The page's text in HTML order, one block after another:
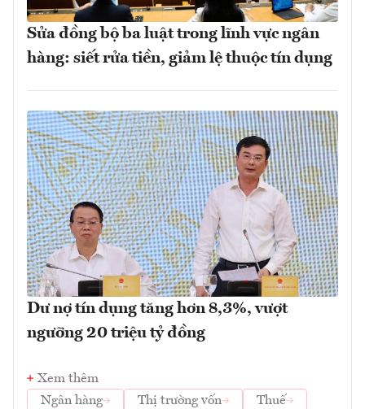
Sửa đồng bộ ba luật trong lĩnh vực ngân
hàng: siết rửa tiền, giảm lệ thuộc tín dụng
Dư nợ tín dụng tăng hơn 8,3%, vượt
ngưỡng 20 triệu tỷ đồng
Xem thêm
Ngân hàng
Thị trường vốn
Thuế